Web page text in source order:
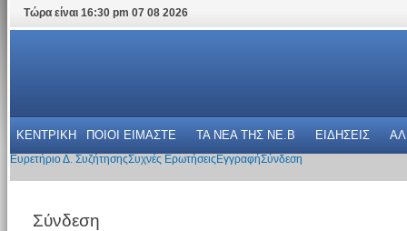
Τώρα είναι 16:30 pm 07 08 2026
ΚΕΝΤΡΙΚΗ ΠΟΙΟΙ ΕΙΜΑΣΤΕ ΤΑ ΝΕΑ THΣ NE.B ΕΙΔΗΣΕΙΣ
Ευρετήριο Δ. ΣυζήτησηςΣυχνές Ερωτήσεις ΕγγραφήΣύνδεση
Σύνδεση